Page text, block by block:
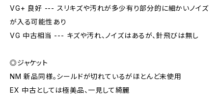
VG+ 良好 --- スリキズや汚れが多少有り部分的に細かいノイズ
が入る可能性あり
VG 中古相当 --- キズや汚れ、ノイズはあるが、針飛びは無し
◎ジャケット
NM 新品同様。シールドが切れているがほとんど未使用
EX 中古としては極美品、一見して綺麗